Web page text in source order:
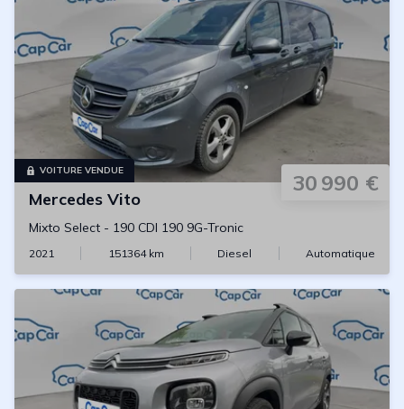
VOITURE VENDUE 30 990 €
Mercedes Vito
Mixto Select - 190 CDI 190 9G-Tronic
2021 151364km Diesel Automatique